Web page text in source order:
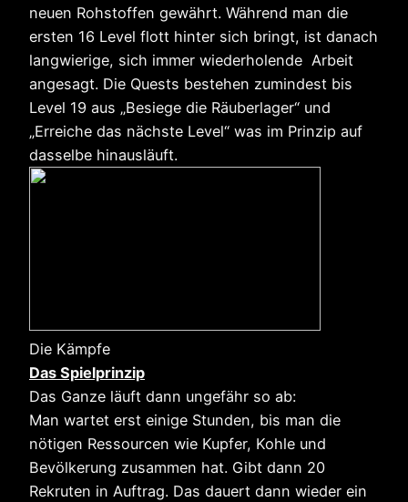
neuen Rohstoffen gewährt. Während man die
ersten 16 Level flott hinter sich bringt, ist danach
langwierige, sich immer wiederholende Arbeit
angesagt. Die Quests bestehen zumindest bis
Level 19 aus „Besiege die Räuberlager“ und
„Erreiche das nächste Level“ was im Prinzip auf
dasselbe hinausläuft.
Die Kämpfe
Das Spielprinzip
Das Ganze läuft dann ungefähr so ab:
Man wartet erst einige Stunden, bis man die
nötigen Ressourcen wie Kupfer, Kohle und
Bevölkerung zusammen hat. Gibt dann 20
Rekruten in Auftrag. Das dauert dann wieder ein